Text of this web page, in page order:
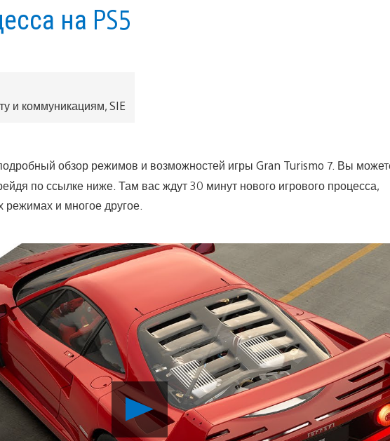
на PS5
и коммуникациям, SIE
обзор режимов и возможностей игры Gran Turismo 7. Вы
по ссылке ниже. Там вас ждут 30 минут нового игрового процесса,
режимах и многое другое.
Воспроизвести
видео